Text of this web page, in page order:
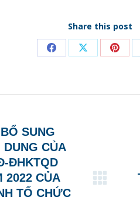
Share this post
Share Share Share
SUNG
CỦA
ĐHKTQD
2022 CỦA
TỔ CHỨC